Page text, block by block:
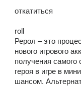
откатиться
roll
Рерол – это
нового игрового
получения самого
героя в игре в
шансом.